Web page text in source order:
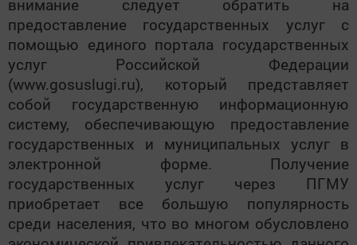
внимание следует обратить на
предоставление государственных услуг с
помощью единого портала государственных
услуг Российской Федерации
(www.gosuslugi.ru), который представляет
собой государственную информационную
систему, обеспечивающую предоставление
государственных и муниципальных услуг в
электронной форме. Получение
государственных услуг через ПГМУ
приобретает все большую популярность
среди населения, что во многом обусловлено